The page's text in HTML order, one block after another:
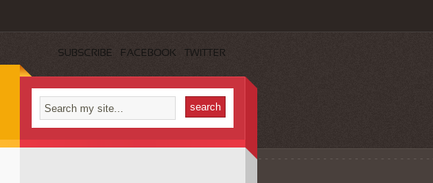
SUBSCRIBE FACEBOOK TWITTER